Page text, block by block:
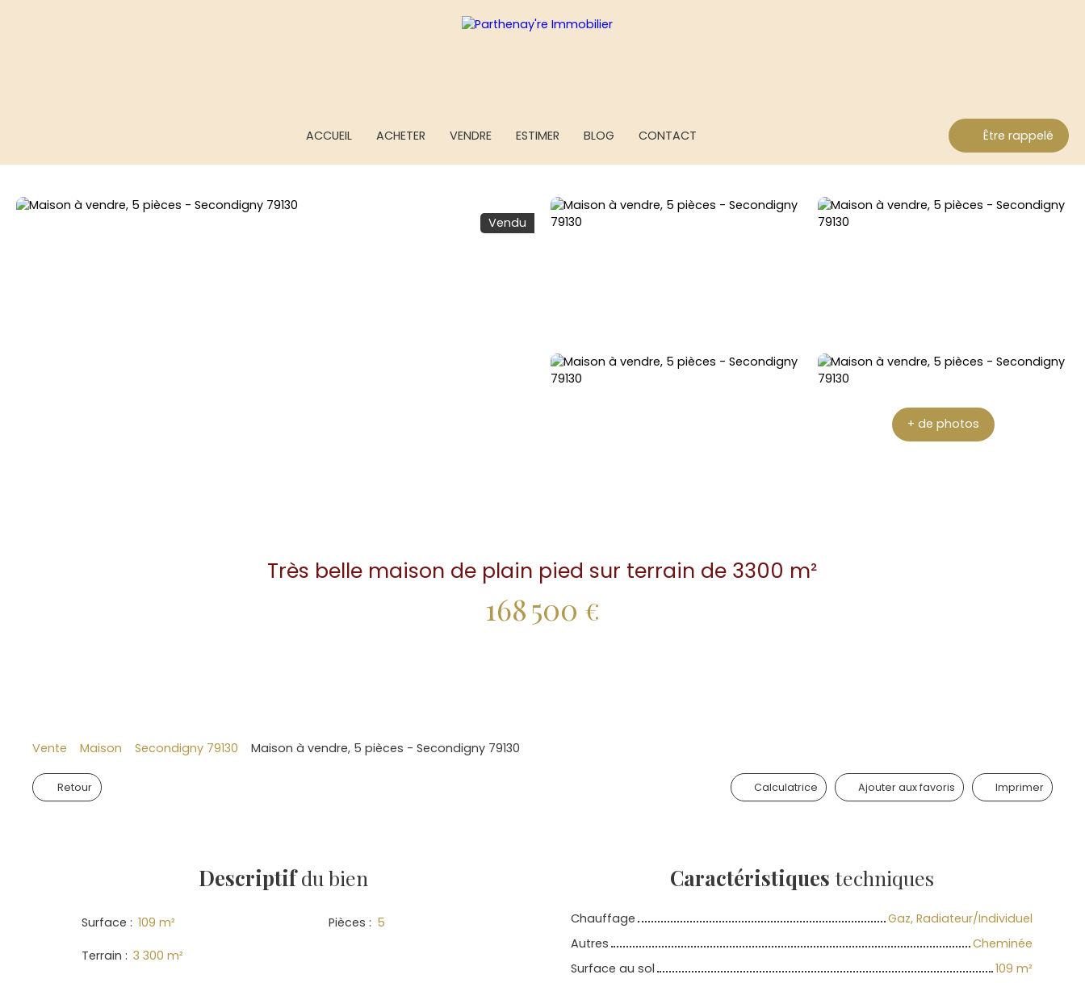
ACCUEIL ACHETER VENDRE ESTIMER BLOG CONTACT Être rappelé
Vendu
+ de photos
Très belle maison de plain pied sur terrain de 3300 m²
168 500 €
Vente Maison Secondigny 79130 Maison à vendre, 5 pièces - Secondigny 79130
Retour Calculatrice Ajouter aux favoris Imprimer
Descriptifdu bien
Surface : 109 m² Pièces : 5
Terrain : 3 300 m²
Caractéristiques techniques
Chauffage
Gaz, Radiateur/Individuel
Autres
Cheminée
Surface au sol
109 m²